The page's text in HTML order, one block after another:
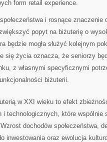
form retail experience.
i rosnące znaczenie
popyt na biżuterię o
będzie mogła służyć kolejnym
się życia oznacza, że seniorzy
z własnymi specyficznymi
biżuterii.
w XXI wieku to efekt
i technologicznych, które wspólnie
dochodów społeczeństwa,
inwestowania oraz ewolucja